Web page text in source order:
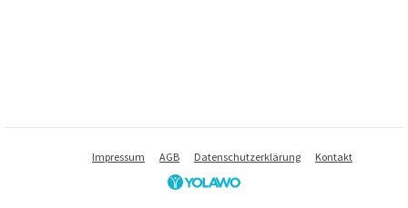
Impressum AGB Datenschutzerklärung Kontakt